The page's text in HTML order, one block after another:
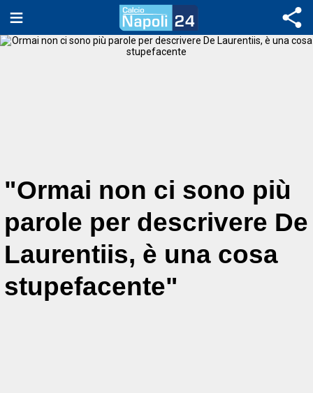
"Ormai non ci sono più
parole per descrivere De
Laurentiis, è una cosa
stupefacente"